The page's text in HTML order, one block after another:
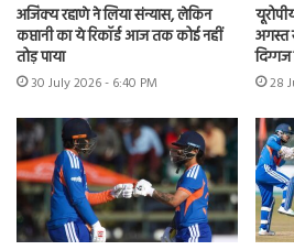
अजिंक्य रहाणे ने लिया संन्यास, लेकिन
कप्तानी का ये रिकॉर्ड आज तक कोई नहीं
तोड़ पाया
30 July 2026 - 6:40 PM
अगस्त
28